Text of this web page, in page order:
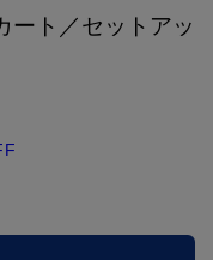
ト／セットアッ